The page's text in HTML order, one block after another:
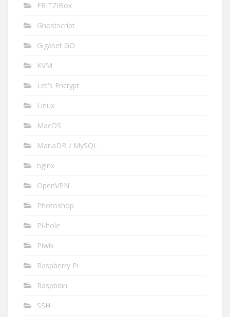
FRITZ!Box
Ghostscript
Gigaset GO
KVM
Let's Encrypt
Linux
MacOS
MariaDB / MySQL
nginx
OpenVPN
Photoshop
Pi-hole
Piwik
Raspberry Pi
Raspbian
SSH